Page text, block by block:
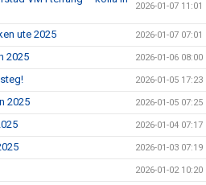
2026-01-07 11:01
ute 2025 2026-01-07 07:01
2025 2026-01-06 08:00
2026-01-05 17:23
2025 2026-01-05 07:25
2026-01-04 07:17
2026-01-03 07:19
2026-01-02 10:20